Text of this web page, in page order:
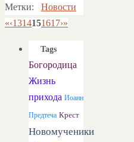
Метки:
Новости
«‹1314151617›»
Tags
Богородица
Жизнь
прихода Иоанн
Предтеча Крест
Новомученики